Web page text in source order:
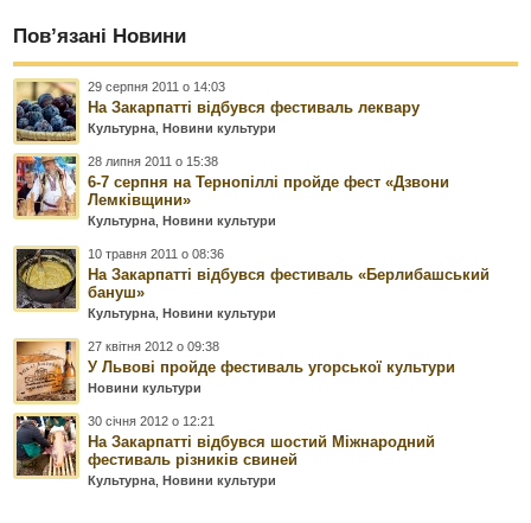
Пов’язані Новини
29 серпня 2011 о 14:03
На Закарпатті відбувся фестиваль леквару
Культурна ,Новини культури
28 липня 2011 о 15:38
6-7 серпня на Тернопіллі пройде фест «Дзвони
Лемківщини»
Культурна ,Новини культури
10 травня 2011 о 08:36
На Закарпатті відбувся фестиваль «Берлибашський
бануш»
Культурна ,Новини культури
27 квітня 2012 о 09:38
У Львові пройде фестиваль угорської культури
Новини культури
30 січня 2012 о 12:21
На Закарпатті відбувся шостий Міжнародний
фестиваль різників свиней
Культурна ,Новини культури